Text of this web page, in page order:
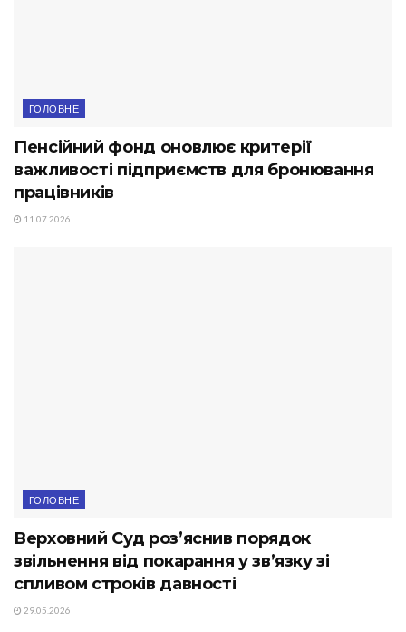
ГОЛОВНЕ
Пенсійний фонд оновлює критерії
важливості підприємств для бронювання
працівників
11.07.2026
ГОЛОВНЕ
Верховний Суд роз’яснив порядок
звільнення від покарання у зв’язку зі
спливом строків давності
29.05.2026